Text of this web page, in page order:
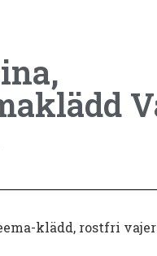
klädd, rostfri